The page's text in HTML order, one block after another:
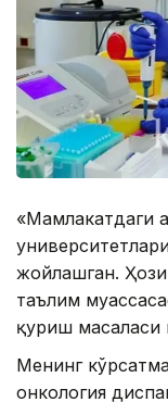
«Мамлакатдаги
жойлашган.
таълим
қуриш масаласи
Менинг
онкология